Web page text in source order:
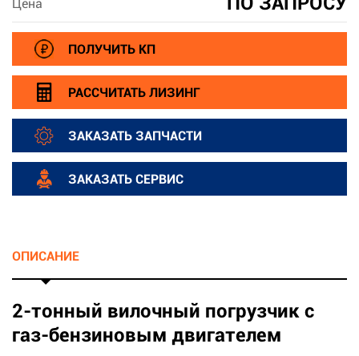
Цена
ПОЛУЧИТЬ КП
РАССЧИТАТЬ ЛИЗИНГ
ЗАКАЗАТЬ ЗАПЧАСТИ
ЗАКАЗАТЬ СЕРВИС
ОПИСАНИЕ
2-тонный вилочный погрузчик с
газ-бензиновым двигателем